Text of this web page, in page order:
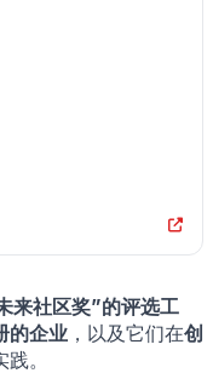
来社区奖”的评选工
的企业 ，以及它们在创
。